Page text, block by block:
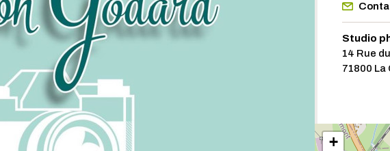
Studio
14 Rue
71800 La
+